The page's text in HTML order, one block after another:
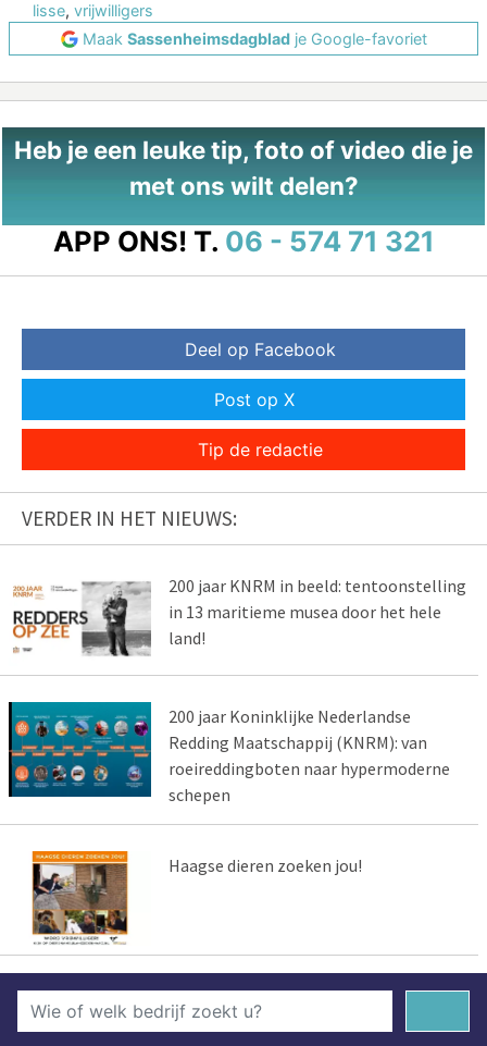
lisse, vrijwilligers
Maak Sassenheimsdagbladje Google-favoriet
Heb je een leuke tip, foto of video die je
met ons wilt delen?
APP ONS! T. 06 - 574 71 321
Deel op Facebook
Post op X
Tip de redactie
VERDER IN HET NIEUWS:
200 jaar KNRM in beeld: tentoonstelling
in 13 maritieme musea door het hele
land!
200 jaar Koninklijke Nederlandse
Redding Maatschappij (KNRM): van
roeireddingboten naar hypermoderne
schepen
Haagse dieren zoeken jou!